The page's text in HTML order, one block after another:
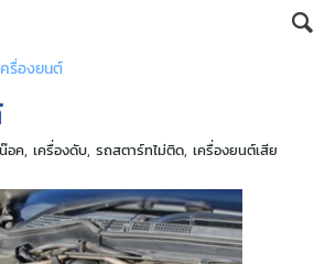
รื่องยนต์
อค, เครื่องดับ, รถสตาร์ทไม่ติด, เครื่องยนต์เสีย